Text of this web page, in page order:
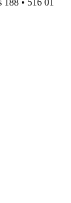
• 516 01